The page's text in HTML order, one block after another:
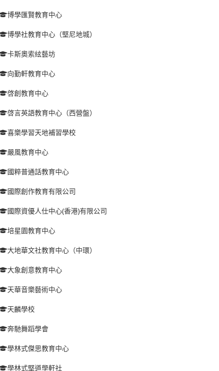
博學匯賢教育中心
博學社教育中心（堅尼地城）
卡斯奧索絃藝坊
向勤軒教育中心
啓創教育中心
啓言英語教育中心（西營盤）
喜樂學習天地補習學校
嚴風教育中心
國粹普通話教育中心
國際創作教育有限公司
國際資優人仕中心(香港)有限公司
培星園教育中心
大地華文社教育中心（中環）
大象創意教育中心
天華音樂藝術中心
天麟學校
奔馳舞蹈學會
學林式傑思教育中心
學林式堅道學軒社